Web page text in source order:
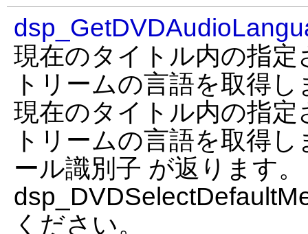
現在のタイトル内の指
トリームの言語を取得し
現在のタイトル内の指
トリームの言語を取得
ール識別子 が返ります
ください。